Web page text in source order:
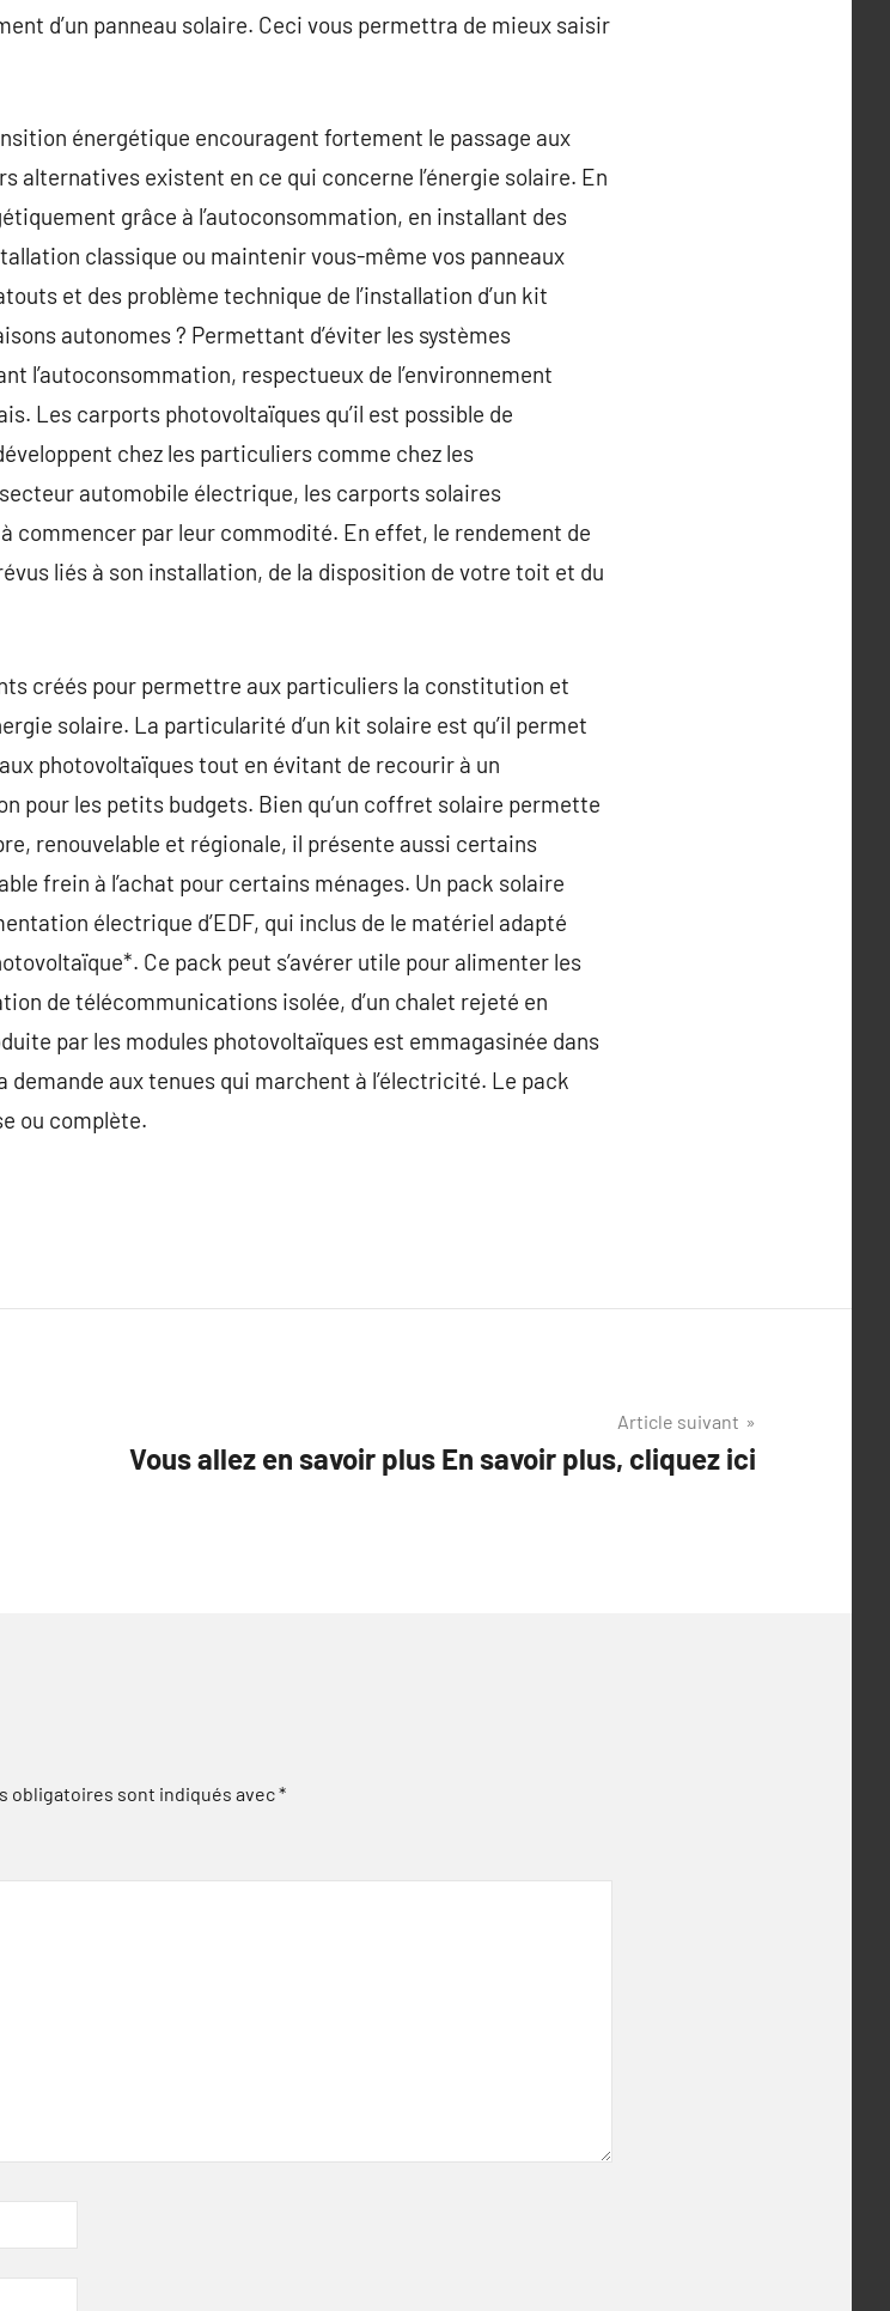
d’un panneau solaire. Ceci vous permettra de mieux saisir
énergétique encouragent fortement le passage aux
alternatives existent en ce qui concerne l’énergie solaire. En
grâce à l’autoconsommation, en installant des
classique ou maintenir vous-même vos panneaux
et des problème technique de l’installation d’un kit
autonomes ? Permettant d’éviter les systèmes
l’autoconsommation, respectueux de l’environnement
Les carports photovoltaïques qu’il est possible de
chez les particuliers comme chez les
automobile électrique, les carports solaires
commencer par leur commodité. En effet, le rendement de
liés à son installation, de la disposition de votre toit et du
créés pour permettre aux particuliers la constitution et
solaire. La particularité d’un kit solaire est qu’il permet
photovoltaïques tout en évitant de recourir à un
pour les petits budgets. Bien qu’un coffret solaire permette
renouvelable et régionale, il présente aussi certains
frein à l’achat pour certains ménages. Un pack solaire
électrique d’EDF, qui inclus de le matériel adapté
Ce pack peut s’avérer utile pour alimenter les
de télécommunications isolée, d’un chalet rejeté en
par les modules photovoltaïques est emmagasinée dans
aux tenues qui marchent à l’électricité. Le pack
ou complète.
Article suivant
Vous allez en savoir plus En savoir plus, cliquez ici
obligatoires sont indiqués avec*